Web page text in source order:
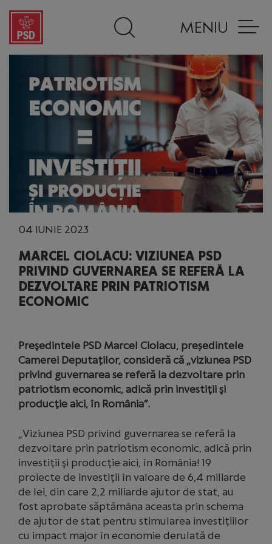
MENIU
04 IUNIE 2023
MARCEL CIOLACU: VIZIUNEA PSD
PRIVIND GUVERNAREA SE REFERĂ LA
DEZVOLTARE PRIN PATRIOTISM
ECONOMIC
Preşedintele PSD Marcel Ciolacu, președintele
Camerei Deputaților, consideră că „viziunea PSD
privind guvernarea se referă la dezvoltare prin
patriotism economic, adică prin investiţii şi
producţie aici, în România”.
„Viziunea PSD privind guvernarea se referă la
dezvoltare prin patriotism economic, adică prin
investiţii şi producţie aici, în România! 19
proiecte de investiţii în valoare de 6,4 miliarde
de lei, din care 2,2 miliarde ajutor de stat, au
fost aprobate săptămâna aceasta prin schema
de ajutor de stat pentru stimularea investiţiilor
cu impact major în economie derulată de